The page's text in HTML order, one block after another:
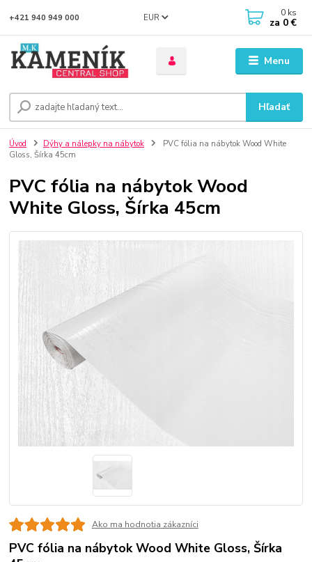
Menu
EUR
Hľadať
+421 940 949 000 0 ks
za 0 €
Úvod Dýhy a nálepky na nábytok
PVC fólia na nábytok Wood White
Gloss, Šírka 45cm
PVC fólia na nábytok Wood
White Gloss, Šírka 45cm
Ako ma hodnotia zákazníci
PVC fólia na nábytok Wood White Gloss, Šírka